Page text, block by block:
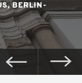
BERLIN-